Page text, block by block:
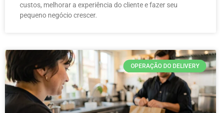
custos, melhorar a experiência do cliente e fazer seu
pequeno negócio crescer.
OPERAÇÃO DO DELIVERY